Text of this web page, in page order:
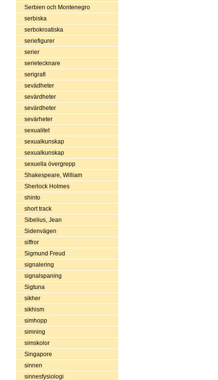
Serbien och Montenegro
serbiska
serbokroatiska
seriefigurer
serier
serietecknare
serigrafi
sevädheter
sevärdheter
sevärdheter
sevärheter
sexualitet
sexualkunskap
sexualkunskap
sexuella övergrepp
Shakespeare, William
Sherlock Holmes
shinto
short track
Sibelius, Jean
Sidenvägen
siffror
Sigmund Freud
signalering
signalspaning
Sigtuna
sikher
sikhism
simhopp
simning
simskolor
Singapore
sinnen
sinnesfysiologi